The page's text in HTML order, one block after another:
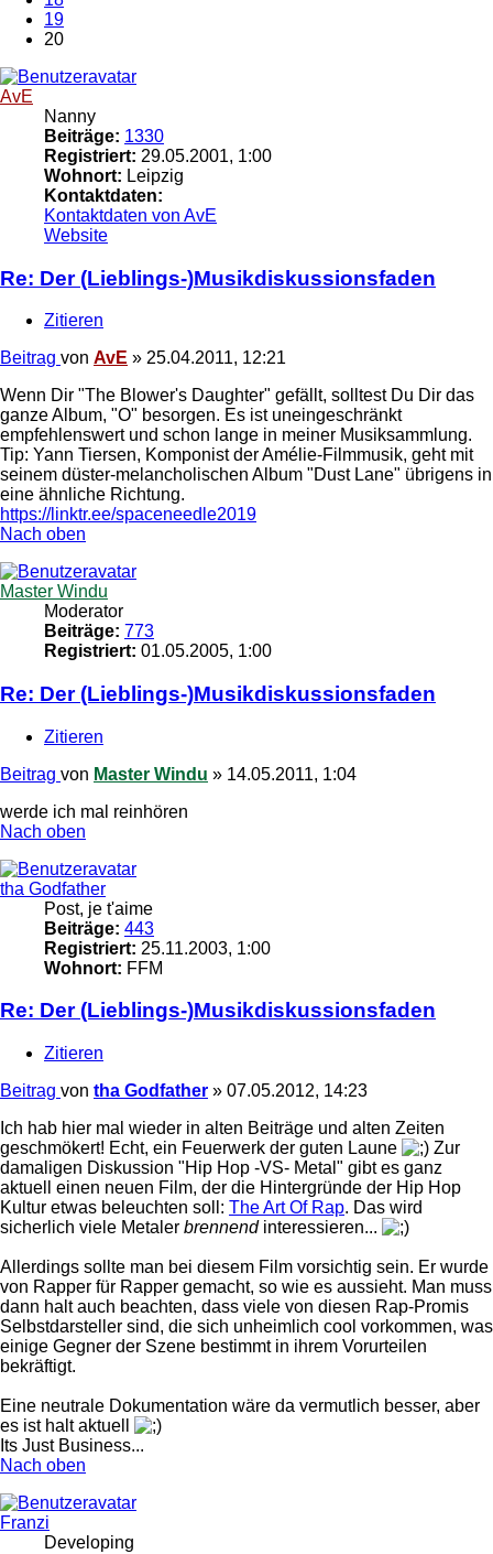
19
20
AvE
Nanny
Beiträge: 1330
Registriert: 29.05.2001, 1:00
Wohnort: Leipzig
Kontaktdaten:
Kontaktdaten von AvE
Website
Re: Der (Lieblings-)Musikdiskussionsfaden
Zitieren
Beitrag von AvE » 25.04.2011, 12:21
Wenn Dir "The Blower's Daughter" gefällt, solltest Du Dir das
ganze Album, "O" besorgen. Es ist uneingeschränkt
empfehlenswert und schon lange in meiner Musiksammlung.
Tip: Yann Tiersen, Komponist der Amélie-Filmmusik, geht mit
seinem düster-melancholischen Album "Dust Lane" übrigens in
eine ähnliche Richtung.
https://linktr.ee/spaceneedle2019
Nach oben
Master Windu
Moderator
Beiträge: 773
Registriert: 01.05.2005, 1:00
Re: Der (Lieblings-)Musikdiskussionsfaden
Zitieren
Beitrag von Master Windu » 14.05.2011, 1:04
werde ich mal reinhören
Nach oben
tha Godfather
Post, je t'aime
Beiträge: 443
Registriert: 25.11.2003, 1:00
Wohnort: FFM
Re: Der (Lieblings-)Musikdiskussionsfaden
Zitieren
Beitrag von tha Godfather » 07.05.2012, 14:23
Ich hab hier mal wieder in alten Beiträge und alten Zeiten
geschmökert! Echt, ein Feuerwerk der guten Laune
Zur
damaligen Diskussion "Hip Hop -VS- Metal" gibt es ganz
aktuell einen neuen Film, der die Hintergründe der Hip Hop
Kultur etwas beleuchten soll: The Art Of Rap. Das wird
sicherlich viele Metaler brennendinteressieren...
Allerdings sollte man bei diesem Film vorsichtig sein. Er wurde
von Rapper für Rapper gemacht, so wie es aussieht. Man muss
dann halt auch beachten, dass viele von diesen Rap-Promis
Selbstdarsteller sind, die sich unheimlich cool vorkommen, was
einige Gegner der Szene bestimmt in ihrem Vorurteilen
bekräftigt.
Eine neutrale Dokumentation wäre da vermutlich besser, aber
es ist halt aktuell
Its Just Business...
Nach oben
Franzi
Developing